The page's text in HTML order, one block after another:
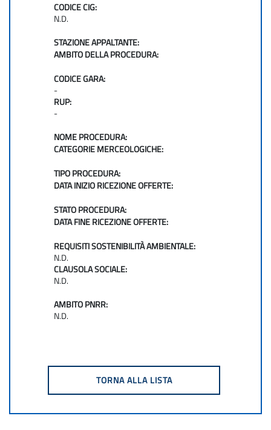
CODICE CIG:
N.D.
STAZIONE APPALTANTE:
AMBITO DELLA PROCEDURA:
CODICE GARA:
-
RUP:
-
NOME PROCEDURA:
CATEGORIE MERCEOLOGICHE:
TIPO PROCEDURA:
DATA INIZIO RICEZIONE OFFERTE:
STATO PROCEDURA:
DATA FINE RICEZIONE OFFERTE:
REQUISITI SOSTENIBILITÀ AMBIENTALE:
N.D.
CLAUSOLA SOCIALE:
N.D.
AMBITO PNRR:
N.D.